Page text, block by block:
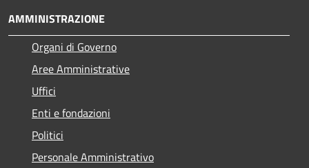
AMMINISTRAZIONE
Organi di Governo
Aree Amministrative
Uffici
Enti e fondazioni
Politici
Personale Amministrativo